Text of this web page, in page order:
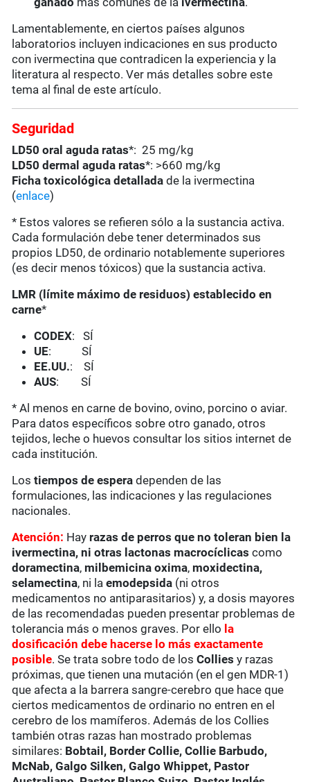
Lamentablemente, en ciertos países algunos
laboratorios incluyen indicaciones en sus producto
con ivermectina que contradicen la experiencia y la
literatura al respecto. Ver más detalles sobre este
tema al final de este artículo.
Seguridad
LD50 oral aguda ratas*: 25 mg/kg
LD50 dermal aguda ratas*: >660 mg/kg
Ficha toxicológica detallada de la ivermectina
(enlace)
* Estos valores se refieren sólo a la sustancia activa.
Cada formulación debe tener determinados sus
propios LD50, de ordinario notablemente superiores
(es decir menos tóxicos) que la sustancia activa.
LMR (límite máximo de residuos) establecido en
carne*
CODEX: SÍ
UE: SÍ
EE.UU.: SÍ
AUS: SÍ
* Al menos en carne de bovino, ovino, porcino o aviar.
Para datos específicos sobre otro ganado, otros
tejidos, leche o huevos consultar los sitios internet de
cada institución.
Lostiempos de espera dependen de las
formulaciones, las indicaciones y las regulaciones
nacionales.
Atención: Hay razas de perros que no toleran bien la
ivermectina, ni otras lactonas macrocíclicas como
doramectina, milbemicina oxima, moxidectina,
selamectina, ni laemodepsida (ni otros
medicamentos no antiparasitarios) y, a dosis mayores
de las recomendadas pueden presentar problemas de
tolerancia más o menos graves. Por ello la
dosificación debe hacerse lo más exactamente
posible. Se trata sobre todo de losColliesy razas
próximas, que tienen una mutación (en el gen MDR-1)
que afecta a la barrera sangre-cerebro que hace que
ciertos medicamentos de ordinario no entren en el
cerebro de los mamíferos. Además de los Collies
también otras razas han mostrado problemas
similares: Bobtail, Border Collie, Collie Barbudo,
McNab, Galgo Silken, Galgo Whippet, Pastor